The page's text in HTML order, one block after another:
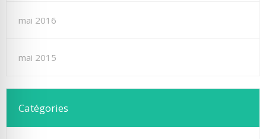
mai 2016
mai 2015
Catégories